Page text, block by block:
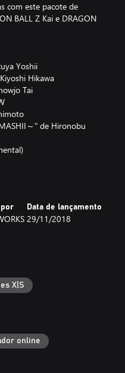
com este pacote de
BALL Z Kai e DRAGON
Yoshii
Hikawa
Tai
～" de Hironobu
por Data de lançamento
29/11/2018
X|S
online